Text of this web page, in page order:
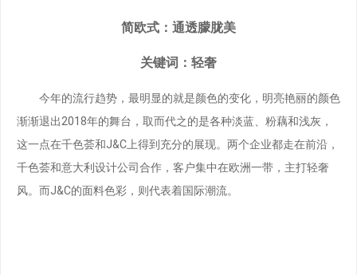
简欧式：通透朦胧美
关键词：轻奢
今年的流行趋势，最明显的就是颜色的变化，明亮艳丽的颜色
渐渐退出2018年的舞台，取而代之的是各种淡蓝、粉藕和浅灰，
这一点在千色荟和J&C上得到充分的展现。两个企业都走在前沿，
千色荟和意大利设计公司合作，客户集中在欧洲一带，主打轻奢
风。而J&C的面料色彩，则代表着国际潮流。